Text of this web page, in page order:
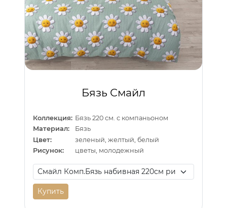
Бязь Смайл
Коллекция: Бязь 220 см. с компаньоном
Материал:
Бязь
Цвет:
зеленый, желтый, белый
Рисунок:
цветы, молодежный
Купить